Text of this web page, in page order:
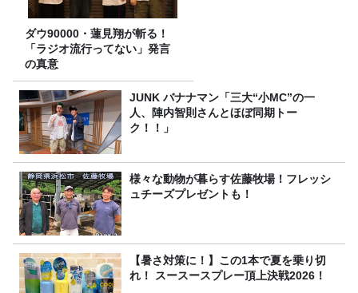
ダウ90000・蓮見翔が斬る！
「ラジオ流行ってない」発言
の真意
JUNK バナナマン「三大“小MC”の一
人、陣内智則さんとほぼ同期トー
ク！！」
様々な動物が暮らす佐藤牧場！フレッシ
ュチーズプレゼントも！
【暑さ対策に！】この1本で夏を乗り切
れ！ スースースプレー頂上決戦2026！